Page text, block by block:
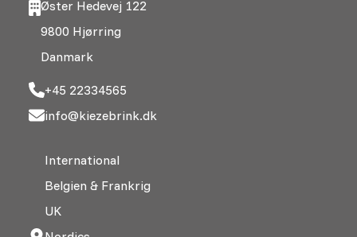
Øster Hedevej 122
9800 Hjørring
Danmark
+45 22334565
info@kiezebrink.dk
International
Belgien & Frankrig
UK